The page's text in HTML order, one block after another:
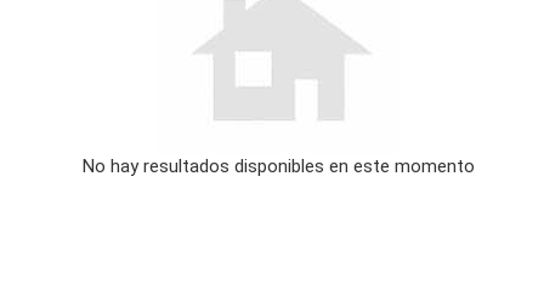
No hay resultados disponibles en este momento